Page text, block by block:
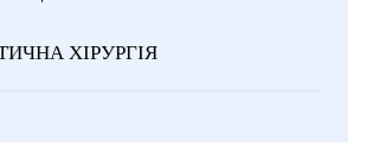
ХІРУРГІЯ